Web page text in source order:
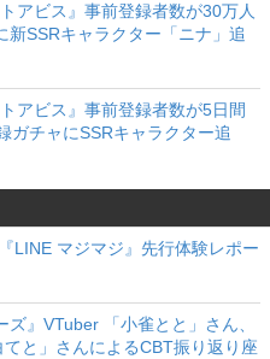
アビス』事前登録者数が30万人
新SSRキャラクター「ニナ」追
アビス』事前登録者数が5日間
ガチャにSSRキャラクター追
LINE マジマジ』先行体験レポー
ズ』VTuber 「小雀とと」さん、
てと」さんによるCBT振り返り座